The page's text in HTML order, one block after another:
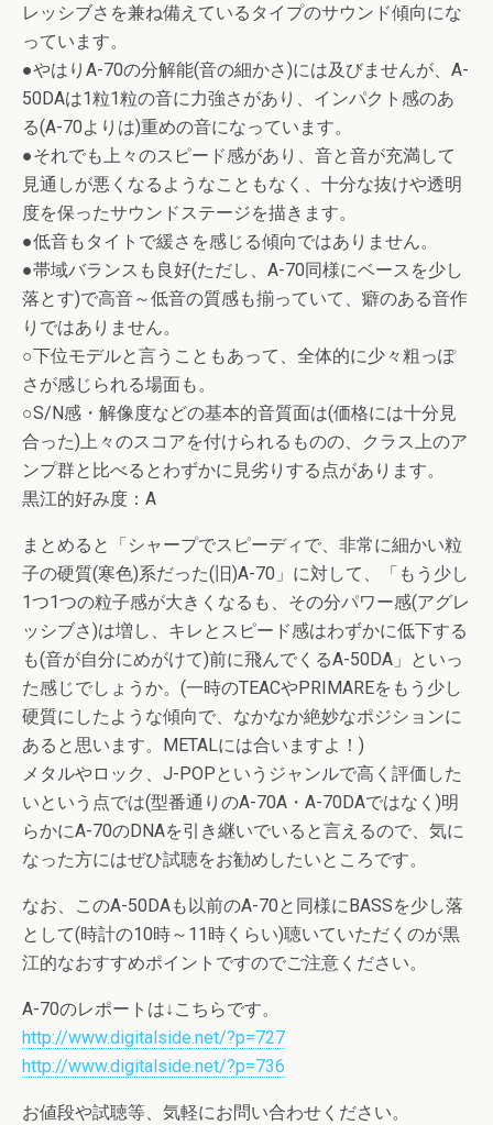
レッシブさを兼ね備えているタイプのサウンド傾向にな
っています。
●やはりA-70の分解能(音の細かさ)には及びませんが、A-
50DAは1粒1粒の音に力強さがあり、インパクト感のあ
る(A-70よりは)重めの音になっています。
●それでも上々のスピード感があり、音と音が充満して
見通しが悪くなるようなこともなく、十分な抜けや透明
度を保ったサウンドステージを描きます。
●低音もタイトで緩さを感じる傾向ではありません。
●帯域バランスも良好(ただし、A-70同様にベースを少し
落とす)で高音～低音の質感も揃っていて、癖のある音作
りではありません。
○下位モデルと言うこともあって、全体的に少々粗っぽ
さが感じられる場面も。
○S/N感・解像度などの基本的音質面は(価格には十分見
合った)上々のスコアを付けられるものの、クラス上のア
ンプ群と比べるとわずかに見劣りする点があります。
黒江的好み度：A
まとめると「シャープでスピーディで、非常に細かい粒
子の硬質(寒色)系だった(旧)A-70」に対して、「もう少し
1つ1つの粒子感が大きくなるも、その分パワー感(アグレ
ッシブさ)は増し、キレとスピード感はわずかに低下する
も(音が自分にめがけて)前に飛んでくるA-50DA」といっ
た感じでしょうか。(一時のTEACやPRIMAREをもう少し
硬質にしたような傾向で、なかなか絶妙なポジションに
あると思います。METALには合いますよ！)
メタルやロック、J-POPというジャンルで高く評価した
いという点では(型番通りのA-70A・A-70DAではなく)明
らかにA-70のDNAを引き継いでいると言えるので、気に
なった方にはぜひ試聴をお勧めしたいところです。
なお、このA-50DAも以前のA-70と同様にBASSを少し落
として(時計の10時～11時くらい)聴いていただくのが黒
江的なおすすめポイントですのでご注意ください。
A-70のレポートは↓こちらです。
http://www.digitalside.net/?p=727
http://www.digitalside.net/?p=736
お値段や試聴等、気軽にお問い合わせください。